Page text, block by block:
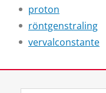
proton
röntgenstraling
vervalconstante